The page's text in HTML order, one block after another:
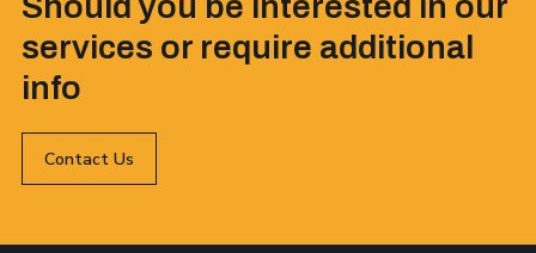
services or require additional
info
Contact Us